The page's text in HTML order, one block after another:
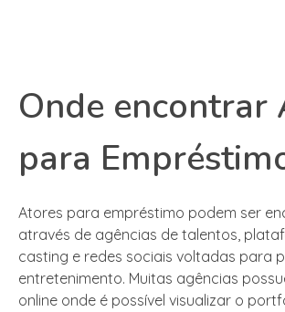
Onde encontrar
para
Atores para empréstimo podem ser
através de agências de talentos,
casting e redes sociais voltadas para
entretenimento. Muitas agências
online onde é possível visualizar o